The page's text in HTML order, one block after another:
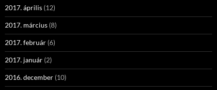
2017. április (12)
2017. március (8)
2017. február (6)
2017. január (2)
2016. december (10)